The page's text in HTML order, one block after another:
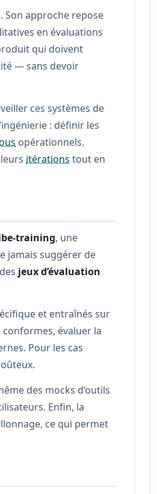
Son approche repose
en évaluations
qui doivent
— sans devoir
ces systèmes de
: définir les
opérationnels.
itérations tout en
training, une
jamais suggérer de
jeux d’évaluation
et entraînés sur
évaluer la
Pour les cas
des mocks d’outils
Enfin, la
ce qui permet